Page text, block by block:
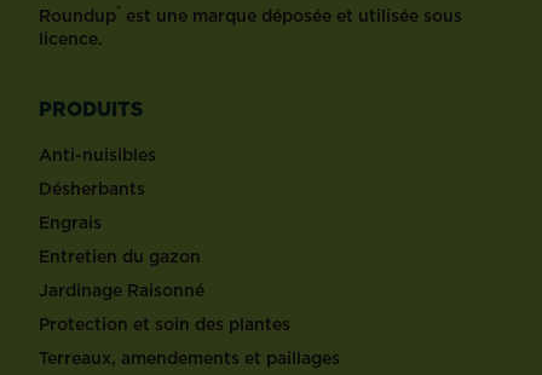
Roundup® est une marque déposée et utilisée sous
licence.
PRODUITS
Anti-nuisibles
Désherbants
Engrais
Entretien du gazon
Jardinage Raisonné
Protection et soin des plantes
Terreaux, amendements et paillages